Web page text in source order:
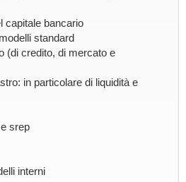
capitale bancario
standard
(di credito, di mercato e
in particolare di liquidità e
srep
interni